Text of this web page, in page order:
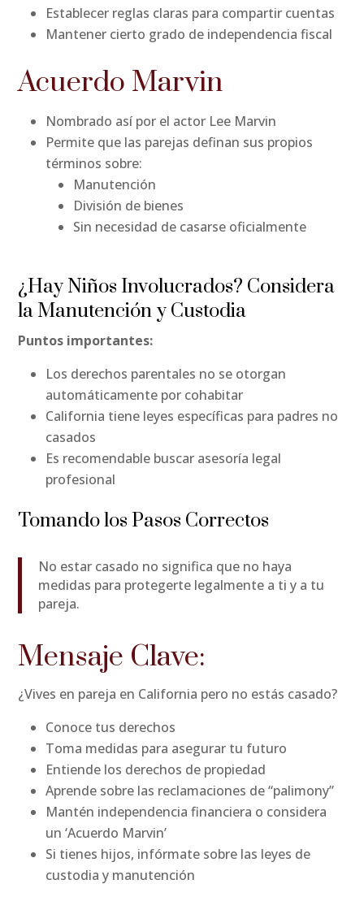
Establecer reglas claras para compartir cuentas
Mantener cierto grado de independencia fiscal
Acuerdo Marvin
Nombrado así por el actor Lee Marvin
Permite que las parejas definan sus propios
términos sobre:
Manutención
División de bienes
Sin necesidad de casarse oficialmente
¿Hay Niños Involucrados? Considera
la Manutención y Custodia
Puntos importantes:
Los derechos parentales no se otorgan
automáticamente por cohabitar
California tiene leyes específicas para padres no
casados
Es recomendable buscar asesoría legal
profesional
Tomando los Pasos Correctos
No estar casado no significa que no haya
medidas para protegerte legalmente a ti y a tu
pareja.
Mensaje Clave:
¿Vives en pareja en California pero no estás casado?
Conoce tus derechos
Toma medidas para asegurar tu futuro
Entiende los derechos de propiedad
Aprende sobre las reclamaciones de “palimony”
Mantén independencia financiera o considera
un ‘Acuerdo Marvin’
Si tienes hijos, infórmate sobre las leyes de
custodia y manutención